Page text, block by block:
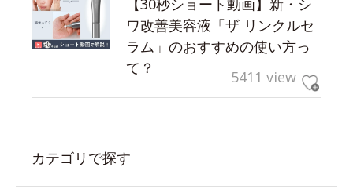
ワ改善美容液「ザ リンクルセ
ラム」のおすすめの使い方っ
て？
5411 view
カテゴリで探す